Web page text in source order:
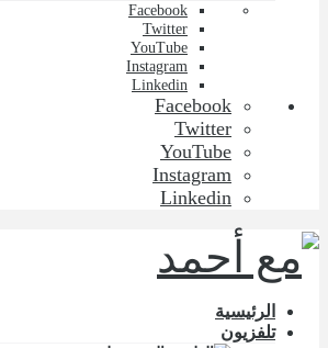
Facebook
Twitter
YouTube
Instagram
Linkedin
Facebook
Twitter
YouTube
Instagram
Linkedin
الرئيسية
تلفزيون